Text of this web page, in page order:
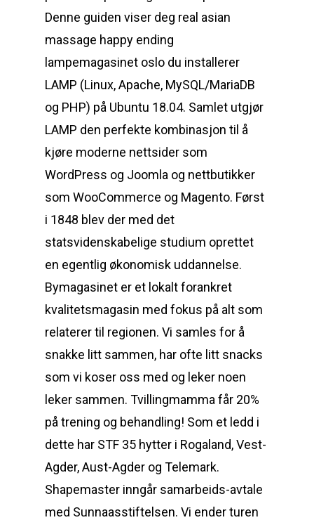
Denne guiden viser deg real asian
massage happy ending
lampemagasinet oslo du installerer
LAMP (Linux, Apache, MySQL/MariaDB
og PHP) på Ubuntu 18.04. Samlet utgjør
LAMP den perfekte kombinasjon til å
kjøre moderne nettsider som
WordPress og Joomla og nettbutikker
som WooCommerce og Magento. Først
i 1848 blev der med det
statsvidenskabeli­ge studium oprettet
en egentlig økonomisk uddannelse.
Bymagasinet er et lokalt forankret
kvalitetsmagasin med fokus på alt som
relaterer til regionen. Vi samles for å
snakke litt sammen, har ofte litt snacks
som vi koser oss med og leker noen
leker sammen. Tvillingmamma får 20%
på trening og behandling! Som et ledd i
dette har STF 35 hytter i Rogaland, Vest-
Agder, Aust-Agder og Telemark.
Shapemaster inngår samarbeids-avtale
med Sunnaasstiftelsen. Vi ender turen